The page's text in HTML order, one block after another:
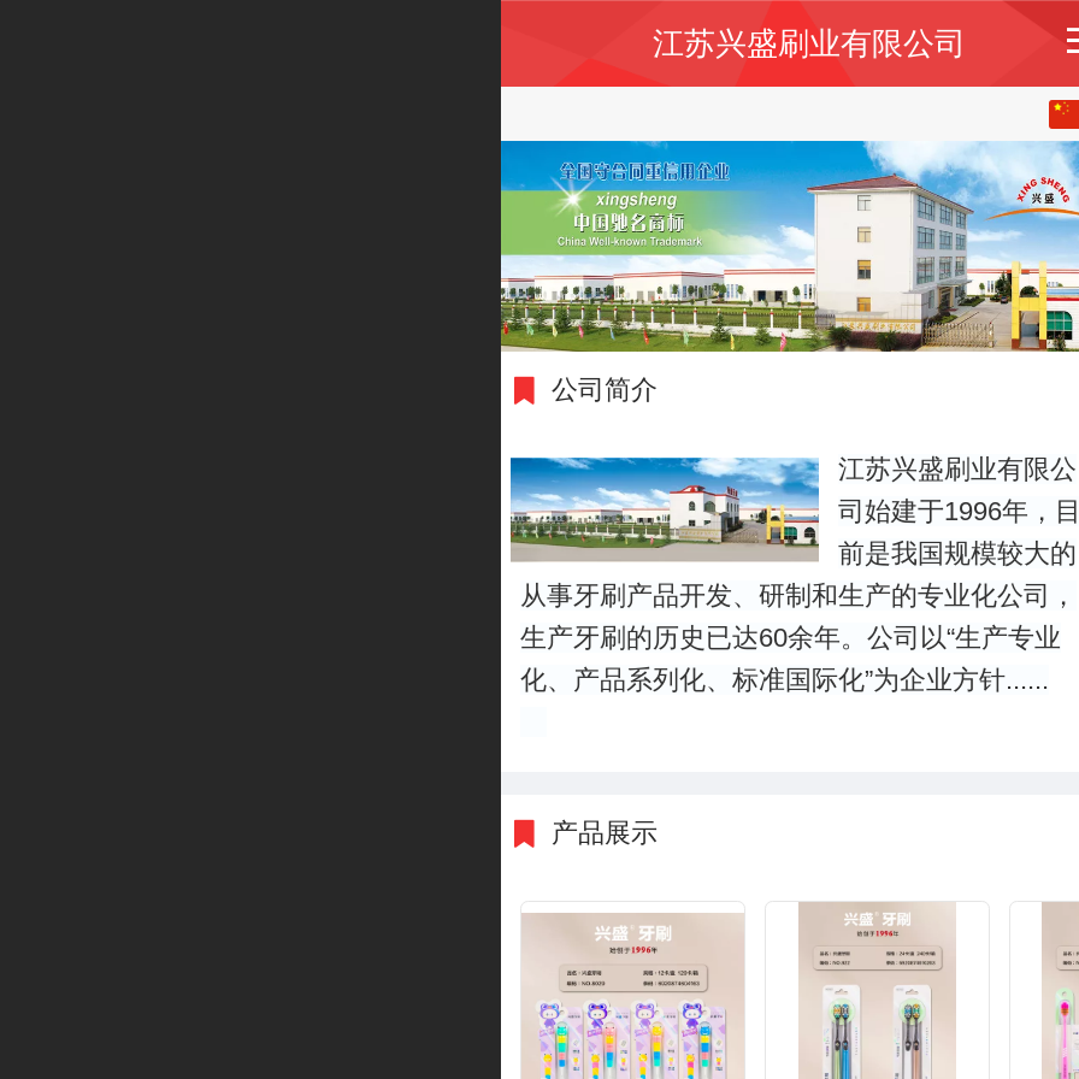
江苏兴盛刷业有限公司
English
公司简介
江苏兴盛刷业有限公
司始建于1996年，
前是我国规模较大的
从事牙刷产品开发、研制和生产的专业化公司，
生产牙刷的历史已达60余年。公司以“生产专业
化、产品系列化、标准国际化”为企业方针......
产品展示